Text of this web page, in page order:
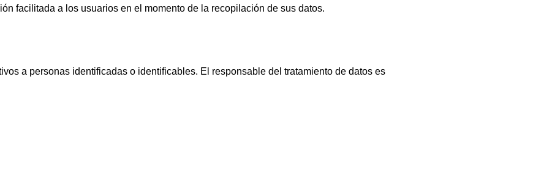
facilitada a los usuarios en el momento de la recopilación de sus datos.
a personas identificadas o identificables. El responsable del tratamiento de datos es